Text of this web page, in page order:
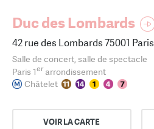
Duc des Lombards
42 rue des Lombards 75001 Paris
Salle de concert, salle de spectacle
Paris 1erarrondissement
Châtelet
VOIR LA CARTE